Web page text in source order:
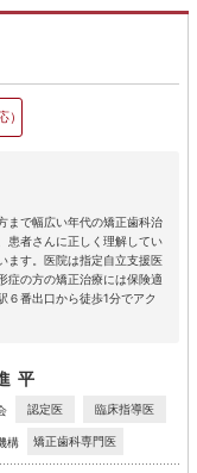
）
まで幅広い年代の矯正歯科治
患者さんに正しく理解してい
ます。医院は指定自立支援医
症の方の矯正治療には保険適
番出口から徒歩1分でアク
平
認定医 臨床指導医
構 矯正歯科専門医